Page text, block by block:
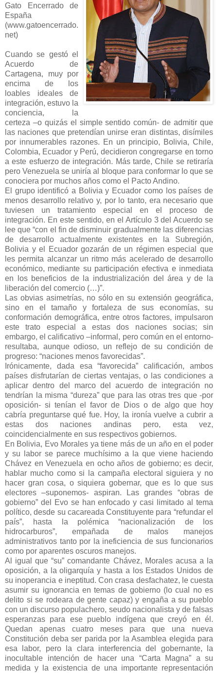
Gato Encerrado de
España
(www.gatoencerrado.
net)
Cuando se gestó el
Acuerdo de
Cartagena, muy por
encima de los
loables ideales de
integración, estuvo la
conciencia, la
certeza –o quizás el simple sentido común- de admitir que
las naciones que pretendían unirse eran distintas, disímiles
por innumerables razones. En un principio, Bolivia, Chile,
Colombia, Ecuador y Perú, decidieron congregarse en torno
a este esfuerzo de integración. Más tarde, Chile se retiraría
pero Venezuela se uniría al bloque para conformar lo que se
conociera por muchos años como el Pacto Andino.
El grupo identificó a Bolivia y Ecuador como los países de
menos desarrollo relativo y, por lo tanto, era necesario que
tuviesen un tratamiento especial en el proceso de
integración. En este sentido, en el Artículo 3 del Acuerdo se
lee que “con el fin de disminuir gradualmente las diferencias
de desarrollo actualmente existentes en la Subregión,
Bolivia y el Ecuador gozarán de un régimen especial que
les permita alcanzar un ritmo más acelerado de desarrollo
económico, mediante su participación efectiva e inmediata
en los beneficios de la industrialización del área y de la
liberación del comercio (…)”.
Las obvias asimetrías, no sólo en su extensión geográfica,
sino en el tamaño y fortaleza de sus economías, su
conformación demográfica, entre otros factores, impulsaron
este trato especial a estas dos naciones socias; sin
embargo, el calificativo –informal, pero común en el entorno-
resultaba, aunque odioso, un reflejo de su condición de
progreso: “naciones menos favorecidas”.
Irónicamente, dada esa “favorecida” calificación, ambos
países disfrutarían de ciertas ventajas, o las condiciones a
aplicar dentro del marco del acuerdo de integración no
tendrían la misma “dureza” que para las otras tres que -por
oposición- si tenían el favor de Dios o de algo que hoy
cabría preguntarse qué fue. Hoy, la ironía vuelve a cubrir a
estas dos naciones andinas pero, esta vez,
coincidencialmente en sus respectivos gobiernos.
En Bolivia, Evo Morales ya tiene más de un año en el poder
y su labor se parece muchísimo a la que viene haciendo
Chávez en Venezuela en ocho años de gobierno; es decir,
hablar mucho como si la campaña electoral siguiera y no
hacer gran cosa, o siquiera gobernar, que es lo que sus
electores –suponemos- aspiran. Las grandes “obras de
gobierno” del Evo se han enfocado y casi limitado al tema
político, desde su cacareada Constituyente para “refundar el
país”, hasta la polémica “nacionalización de los
hidrocarburos”, empañada de malos manejos
administrativos tanto por la ineficiencia de sus funcionarios
como por aparentes oscuros manejos.
Al igual que “su” comandante Chávez, Morales acusa a la
oposición, a la oligarquía y hasta a los Estados Unidos de
su inoperancia e ineptitud. Con crasa desfachatez, le cuesta
asumir su ignorancia en temas de gobierno (lo cual no es
delito si se rodeara de gente capaz) y engaña a su pueblo
con un discurso populachero, seudo nacionalista y de falsas
esperanzas para ese pueblo indígena que creyó en él.
Quedan apenas cuatro meses para que una nueva
Constitución deba ser parida por la Asamblea elegida para
esa labor, pero la clara interferencia del gobernante, la
inocultable intención de hacer una “Carta Magna” a su
medida y la existencia de una importante representación